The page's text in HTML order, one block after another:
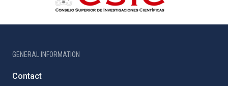
GENERAL INFORMATION
Contact